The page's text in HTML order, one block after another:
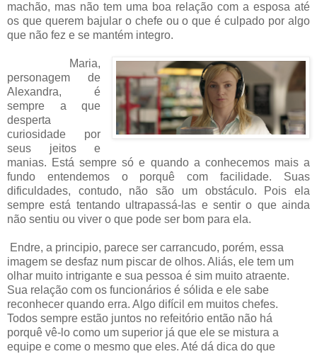
machão, mas não tem uma boa relação com a esposa até
os que querem bajular o chefe ou o que é culpado por algo
que não fez e se mantém integro.
Maria,
personagem de
Alexandra, é
sempre a que
desperta
curiosidade por
seus jeitos e
manias. Está sempre só e quando a conhecemos mais a
fundo entendemos o porquê com facilidade. Suas
dificuldades, contudo, não são um obstáculo. Pois ela
sempre está tentando ultrapassá-las e sentir o que ainda
não sentiu ou viver o que pode ser bom para ela.
Endre, a principio, parece ser carrancudo, porém, essa
imagem se desfaz num piscar de olhos. Aliás, ele tem um
olhar muito intrigante e sua pessoa é sim muito atraente.
Sua relação com os funcionários é sólida e ele sabe
reconhecer quando erra. Algo difícil em muitos chefes.
Todos sempre estão juntos no refeitório então não há
porquê vê-lo como um superior já que ele se mistura a
equipe e come o mesmo que eles. Até dá dica do que